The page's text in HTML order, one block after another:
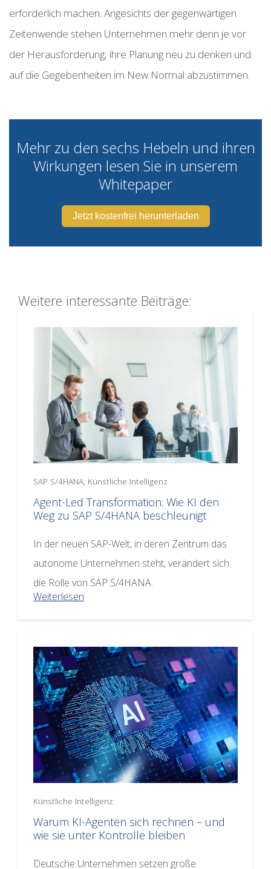
erforderlich machen. Angesichts der gegenwärtigen
Zeitenwende stehen Unternehmen mehr denn je vor
der Herausforderung, ihre Planung neu zu denken und
auf die Gegebenheiten im New Normal abzustimmen.
Mehr zu den sechs Hebeln und ihren
Wirkungen lesen Sie in unserem
Whitepaper
Jetzt kostenfrei herunterladen
Weitere interessante Beiträge:
SAP S/4HANA, Künstliche Intelligenz
Agent-Led Transformation: Wie KI den
Weg zu SAP S/4HANA beschleunigt
In der neuen SAP-Welt, in deren Zentrum das
autonome Unternehmen steht, verändert sich
die Rolle von SAP S/4HANA.
Weiterlesen
Künstliche Intelligenz
Warum KI-Agenten sich rechnen – und
wie sie unter Kontrolle bleiben
Deutsche Unternehmen setzen große